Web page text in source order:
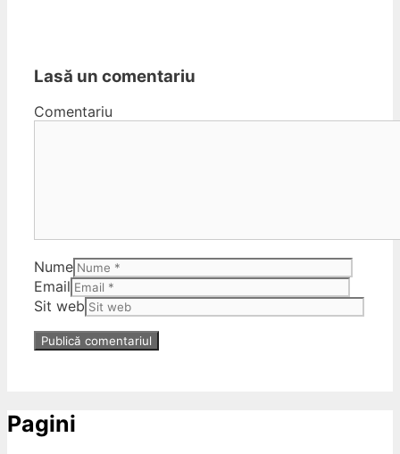
Lasă un comentariu
Comentariu
Nume
Email
Sit web
Pagini